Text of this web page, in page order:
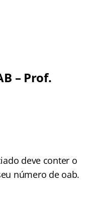
– Prof.
deve conter o
número de oab.